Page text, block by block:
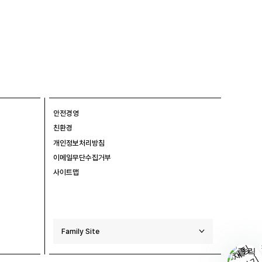
안전경영
친환경
개인정보처리방침
이메일무단수집거부
사이트맵
Family Site